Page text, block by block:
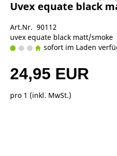
Uvex equate black
Art.Nr. 90112
uvex equate black matt/smoke
sofort im Laden
24,95 EUR
pro 1 (inkl. MwSt.)